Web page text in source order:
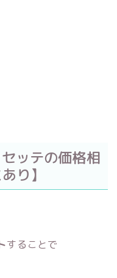
ッテの価格相
り】
することで